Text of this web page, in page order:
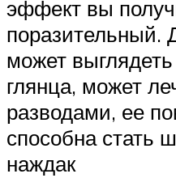
эффект вы
поразительный.
может выглядеть
глянца, может
разводами, ее
способна стать
наждак